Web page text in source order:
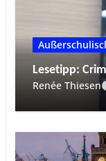
Lesetipp:
Renée Thiesen